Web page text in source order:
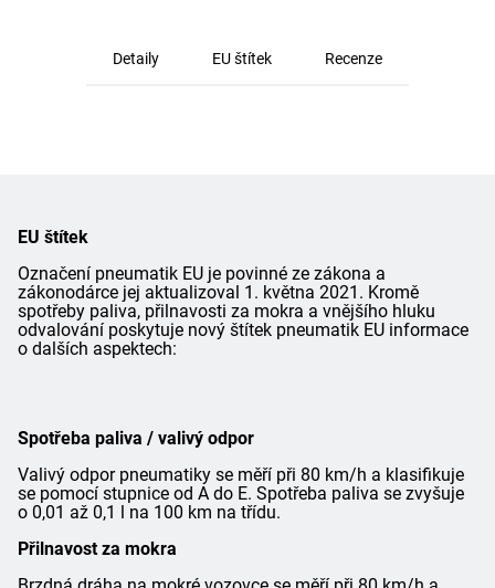
Detaily EU štítek Recenze
EU štítek
Označení pneumatik EU je povinné ze zákona a
zákonodárce jej aktualizoval 1. května 2021. Kromě
spotřeby paliva, přilnavosti za mokra a vnějšího hluku
odvalování poskytuje nový štítek pneumatik EU informace
o dalších aspektech:
Spotřeba paliva / valivý odpor
Valivý odpor pneumatiky se měří při 80 km/h a klasifikuje
se pomocí stupnice od A do E. Spotřeba paliva se zvyšuje
o 0,01 až 0,1 l na 100 km na třídu.
Přilnavost za mokra